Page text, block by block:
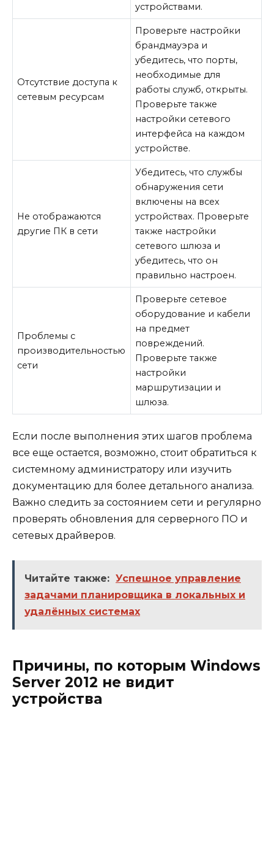
устройствами.
Отсутствие доступа к
сетевым ресурсам
Проверьте настройки
брандмауэра и
убедитесь, что порты,
необходимые для
работы служб, открыты.
Проверьте также
настройки сетевого
интерфейса на каждом
устройстве.
Не отображаются
другие ПК в сети
Убедитесь, что службы
обнаружения сети
включены на всех
устройствах. Проверьте
также настройки
сетевого шлюза и
убедитесь, что он
правильно настроен.
Проблемы с
производительностью
сети
Проверьте сетевое
оборудование и кабели
на предмет
повреждений.
Проверьте также
настройки
маршрутизации и
шлюза.
Если после выполнения этих шагов проблема
все еще остается, возможно, стоит обратиться к
системному администратору или изучить
документацию для более детального анализа.
Важно следить за состоянием сети и регулярно
проверять обновления для серверного ПО и
сетевых драйверов.
Читайте также: Успешное управление
задачами планировщика в локальных и
удалённых системах
Причины, по которым Windows
Server 2012 не видит
устройства